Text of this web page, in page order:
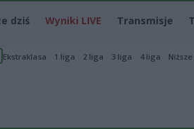
dziś Wyniki LIVE Transmisje
Ekstraklasa 1 liga 2 liga 3 liga 4 liga